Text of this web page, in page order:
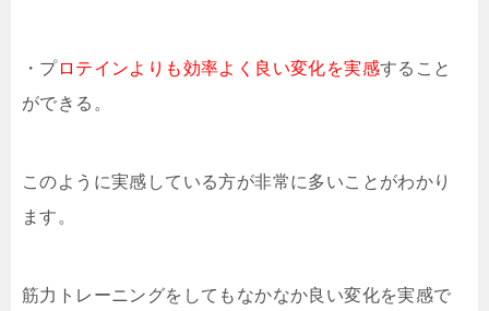
・プロテインよりも効率よく良い変化を実感すること
ができる。
このように実感している方が非常に多いことがわかり
ます。
筋力トレーニングをしてもなかなか良い変化を実感で